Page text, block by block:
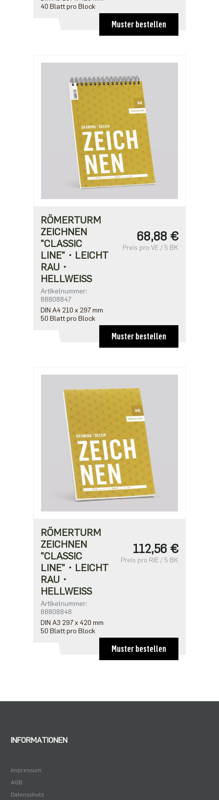
40 Blatt pro Block
Muster bestellen
RÖMERTURM
ZEICHNEN
"CLASSIC
LINE"・LEICHT
RAU・
HELLWEISS
Artikelnummer:
88808847
DIN A4 210 x 297 mm
50 Blatt pro Block
68,88 €
Preis pro VE / 5 BK
Muster bestellen
RÖMERTURM
ZEICHNEN
"CLASSIC
LINE"・LEICHT
RAU・
HELLWEISS
Artikelnummer:
88808848
DIN A3 297 x 420 mm
50 Blatt pro Block
112,56 €
Preis pro RIE / 5 BK
Muster bestellen
INFORMATIONEN
Impressum
AGB
Datenschutz